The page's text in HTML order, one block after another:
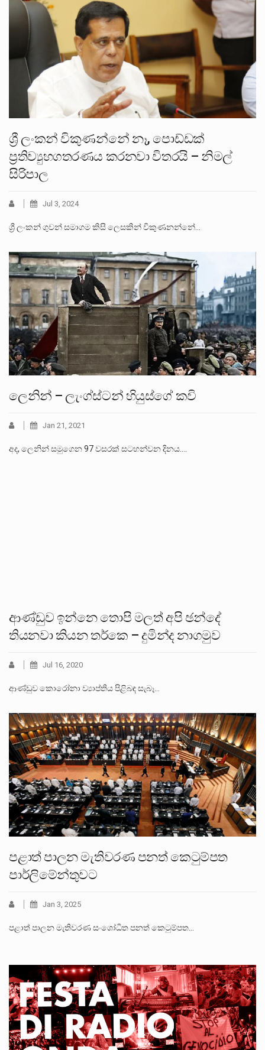
ශ්‍රී ලංකන් විකුණන්නේ නෑ, පොඩ්ඩක්
ප්‍රතිව්‍යුහගතරණය කරනවා විතරයි – නිමල්
සිරිපාල
Jul 3, 2024
ශ්‍රී ලංකන් ගුවන් සමාගම කිසි ලෙසකින් විකුණනන්නේ…
ලෙනින් – ලැංග්ස්ටන් හියුස්ගේ කවි
Jan 21, 2021
අද, ලෙනින් සමුගෙන 97 වසරක් සටහන්වන දිනය.…
ආණ්ඩුව ඉන්නෙ තොපි මලත් අපි ඡන්දේ
තියනවා කියන තර්කෙ – දුමින්ද නාගමුව
Jul 16, 2020
ආණ්ඩුව කොරෝනා ව්‍යාප්තිය පිළිබඳ සැබෑ…
පළාත් පාලන මැතිවරණ පනත් කෙටුම්පත
පාර්ලිමේන්තුවට
Jan 3, 2025
පළාත් පාලන මැතිවරණ සංශෝධිත පනත් කෙටුම්පත…